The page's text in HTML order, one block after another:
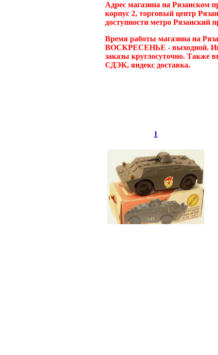
Адрес магазина на Рязанском
корпус 2, торговый центр
доступности метро Рязанский
Время работы магазина на
ВОСКРЕСЕНЬЕ - выходной.
заказы круглосуточно. Также
СДЭК, яндекс доставка.
1